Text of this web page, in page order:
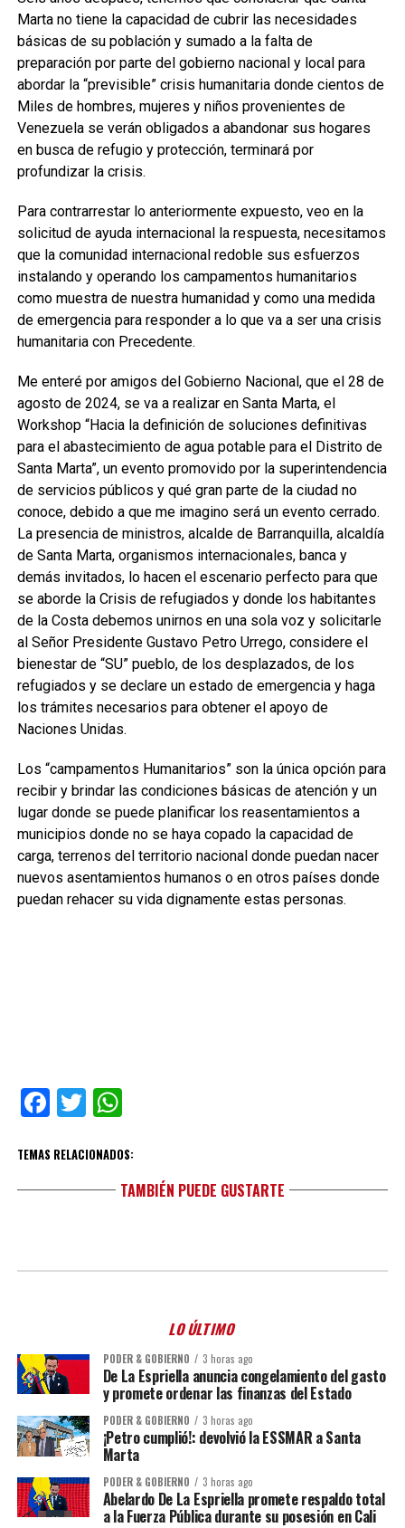
Marta no tiene la capacidad de cubrir las necesidades
básicas de su población y sumado a la falta de
preparación por parte del gobierno nacional y local para
abordar la “previsible” crisis humanitaria donde cientos de
Miles de hombres, mujeres y niños provenientes de
Venezuela se verán obligados a abandonar sus hogares
en busca de refugio y protección, terminará por
profundizar la crisis.
Para contrarrestar lo anteriormente expuesto, veo en la
solicitud de ayuda internacional la respuesta, necesitamos
que la comunidad internacional redoble sus esfuerzos
instalando y operando los campamentos humanitarios
como muestra de nuestra humanidad y como una medida
de emergencia para responder a lo que va a ser una crisis
humanitaria con Precedente.
Me enteré por amigos del Gobierno Nacional, que el 28 de
agosto de 2024, se va a realizar en Santa Marta, el
Workshop “Hacia la definición de soluciones definitivas
para el abastecimiento de agua potable para el Distrito de
Santa Marta”, un evento promovido por la superintendencia
de servicios públicos y qué gran parte de la ciudad no
conoce, debido a que me imagino será un evento cerrado.
La presencia de ministros, alcalde de Barranquilla, alcaldía
de Santa Marta, organismos internacionales, banca y
demás invitados, lo hacen el escenario perfecto para que
se aborde la Crisis de refugiados y donde los habitantes
de la Costa debemos unirnos en una sola voz y solicitarle
al Señor Presidente Gustavo Petro Urrego, considere el
bienestar de “SU” pueblo, de los desplazados, de los
refugiados y se declare un estado de emergencia y haga
los trámites necesarios para obtener el apoyo de
Naciones Unidas.
Los “campamentos Humanitarios” son la única opción para
recibir y brindar las condiciones básicas de atención y un
lugar donde se puede planificar los reasentamientos a
municipios donde no se haya copado la capacidad de
carga, terrenos del territorio nacional donde puedan nacer
nuevos asentamientos humanos o en otros países donde
puedan rehacer su vida dignamente estas personas.
Facebook
TwitterWhatsApp
TEMAS RELACIONADOS:
TAMBIÉN PUEDE GUSTARTE
LO ÚLTIMO
PODER & GOBIERNO 3 horas ago
De La Espriella anuncia congelamiento del gasto
y promete ordenar las finanzas del Estado
PODER & GOBIERNO 3 horas ago
¡Petro cumplió!: devolvió la ESSMAR a Santa
Marta
PODER & GOBIERNO 3 horas ago
Abelardo De La Espriella promete respaldo total
a la Fuerza Pública durante su posesión en Cali